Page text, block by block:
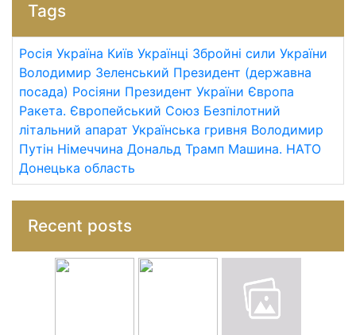
Tags
Росія Україна Київ Українці Збройні сили України
Володимир Зеленський Президент (державна
посада) Росіяни Президент України Європа
Ракета. Європейський Союз Безпілотний
літальний апарат Українська гривня Володимир
Путін Німеччина Дональд Трамп Машина. НАТО
Донецька область
Recent posts